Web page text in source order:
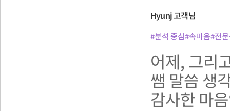
Hyunj고객님
#분석 중심#속마음#전
어제, 그리
쌤 말씀 생
감사한 마